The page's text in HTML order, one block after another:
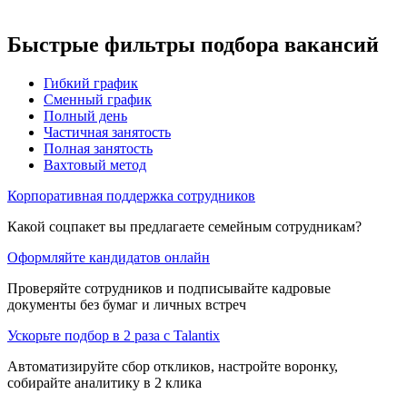
Быстрые фильтры подбора вакансий
Гибкий график
Сменный график
Полный день
Частичная занятость
Полная занятость
Вахтовый метод
Корпоративная поддержка сотрудников
Какой соцпакет вы предлагаете семейным сотрудникам?
Оформляйте кандидатов онлайн
Проверяйте сотрудников и подписывайте кадровые
документы без бумаг и личных встреч
Ускорьте подбор в 2 раза с Talantix
Автоматизируйте сбор откликов, настройте воронку,
собирайте аналитику в 2 клика